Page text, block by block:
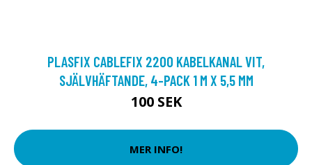
PLASFIX CABLEFIX 2200 KABELKANAL VIT,
SJÄLVHÄFTANDE, 4-PACK 1 M X 5,5 MM
100 SEK
MER INFO!